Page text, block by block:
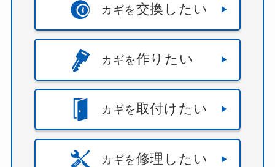
カギを交換したい
カギを作りたい
カギを取付けたい
カギを修理したい